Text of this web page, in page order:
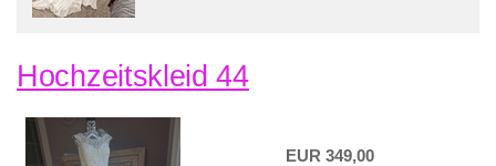
Hochzeitskleid 44
EUR 349,00